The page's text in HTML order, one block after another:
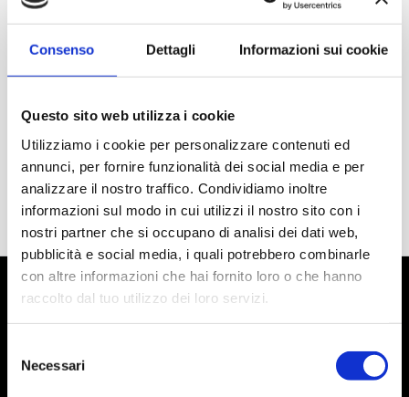
Consenso Dettagli Informazioni sui cookie
Questo sito web utilizza i cookie
Utilizziamo i cookie per personalizzare contenuti ed
annunci, per fornire funzionalità dei social media e per
analizzare il nostro traffico. Condividiamo inoltre
informazioni sul modo in cui utilizzi il nostro sito con i
nostri partner che si occupano di analisi dei dati web,
pubblicità e social media, i quali potrebbero combinarle
con altre informazioni che hai fornito loro o che hanno
raccolto dal tuo utilizzo dei loro servizi.
delNecessari